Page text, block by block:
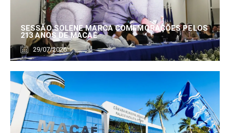
SESSÃO SOLENE MARCA COMEMORAÇÕES PELOS
213 ANOS DE MACAÉ
29/07/2026